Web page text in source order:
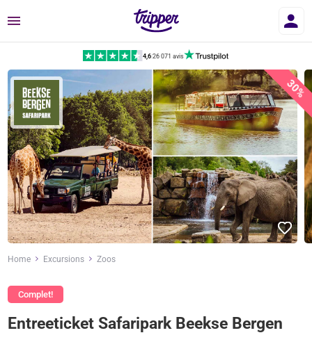
Menu
4,6|26 071 avis
30%
Home Excursions Zoos
Complet!
Entreeticket Safaripark Beekse Bergen